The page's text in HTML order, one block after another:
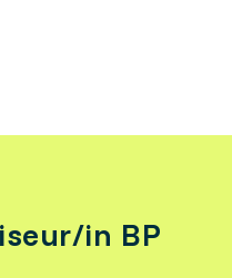
in BP